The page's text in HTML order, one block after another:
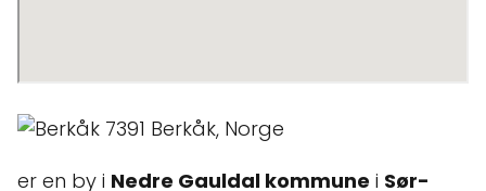
er en by i Nedre Gauldal kommune i Sør-